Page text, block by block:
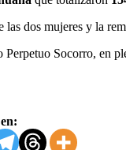
las dos mujeres y la
Perpetuo Socorro, en